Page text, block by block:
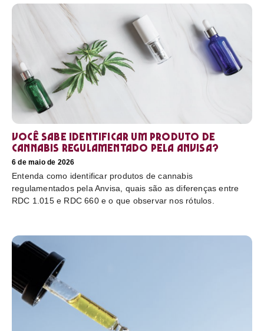
Você sabe identificar um produto de
cannabis regulamentado pela Anvisa?
6 de maio de 2026
Entenda como identificar produtos de cannabis
regulamentados pela Anvisa, quais são as diferenças entre
RDC 1.015 e RDC 660 e o que observar nos rótulos.